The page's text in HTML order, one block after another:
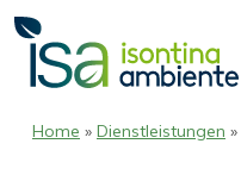
Home » Dienstleistungen »